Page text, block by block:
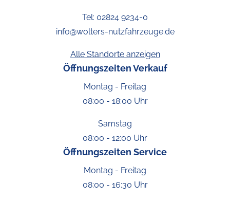
Tel: 02824 9234-0
info@wolters-nutzfahrzeuge.de
Alle Standorte anzeigen
Öffnungszeiten Verkauf
Montag - Freitag
08:00 - 18:00 Uhr
Samstag
08:00 - 12:00 Uhr
Öffnungszeiten Service
Montag - Freitag
08:00 - 16:30 Uhr